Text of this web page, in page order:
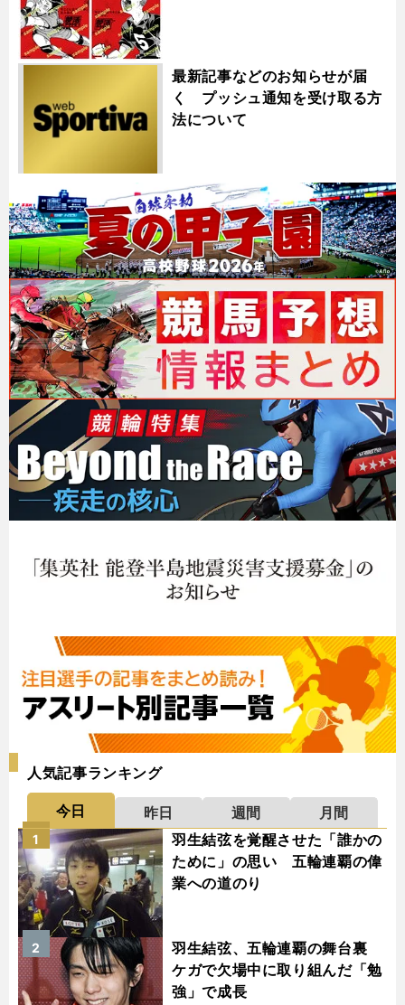
最新記事などのお知らせが届
く プッシュ通知を受け取る方
法について
人気記事ランキング
今日 昨日 週間
月間
羽生結弦を覚醒させた「誰かの
ために」の思い 五輪連覇の偉
業への道のり
1
羽生結弦、五輪連覇の舞台裏
ケガで欠場中に取り組んだ「勉
強」で成長
2